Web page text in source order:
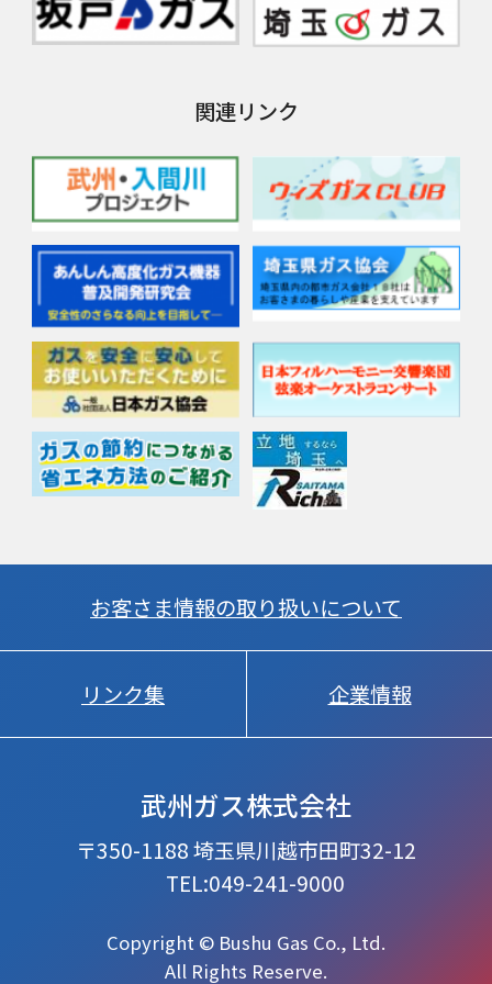
関連リンク
武州ガス株式会社
〒350-1188 埼玉県川越市田町32-12
TEL:049-241-9000
お客さま情報の取り扱いについて
リンク集 企業情報
Copyright © Bushu Gas Co., Ltd.
All Rights Reserve.